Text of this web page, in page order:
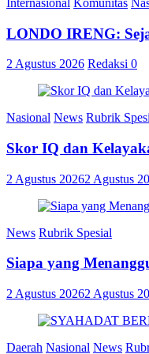
LONDO IRENG:
2 Agustus 2026 Redaksi 0
Nasional News Rubrik
Skor IQ dan
2 Agustus 20262 Agustus
News Rubrik Spesial
Siapa yang
2 Agustus 20262 Agustus
Daerah Nasional News